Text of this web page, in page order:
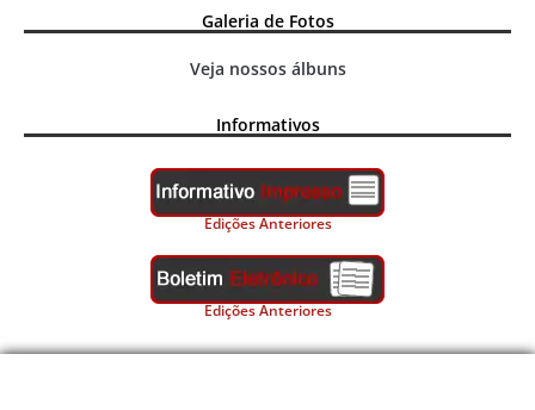
Galeria de Fotos
Veja nossos álbuns
Informativos
Edições Anteriores
Edições Anteriores